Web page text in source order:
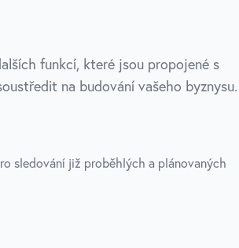
funkcí, které jsou propojené s
na budování vašeho byznysu.
sledování již proběhlých a plánovaných